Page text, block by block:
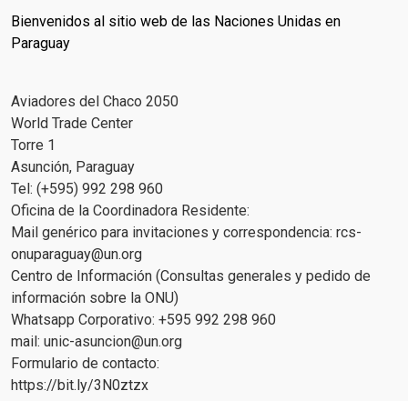
Bienvenidos al sitio web de las Naciones Unidas en
Paraguay
Aviadores del Chaco 2050
World Trade Center
Torre 1
Asunción, Paraguay
Tel: (+595) 992 298 960
Oficina de la Coordinadora Residente:
Mail genérico para invitaciones y correspondencia: rcs-
onuparaguay@un.org
Centro de Información (Consultas generales y pedido de
información sobre la ONU)
Whatsapp Corporativo: +595 992 298 960
mail: unic-asuncion@un.org
Formulario de contacto:
https://bit.ly/3N0ztzx